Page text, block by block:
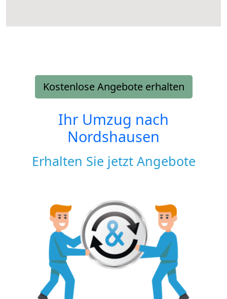
Kostenlose Angebote erhalten
Ihr Umzug nach
Nordshausen
Erhalten Sie jetzt Angebote